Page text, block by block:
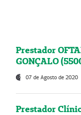
Prestador
GONÇALO
07 de Agosto de 2020
Prestador